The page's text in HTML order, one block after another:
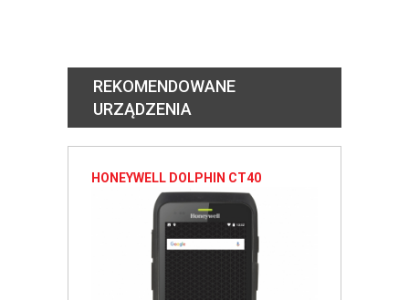
REKOMENDOWANE
URZĄDZENIA
HONEYWELL DOLPHIN CT40